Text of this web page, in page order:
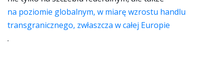
na poziomie globalnym, w miarę wzrostu handlu
transgranicznego, zwłaszcza w całej Europie
.